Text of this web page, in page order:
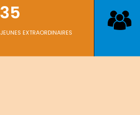
35
JEUNES EXTRAORDINAIRES